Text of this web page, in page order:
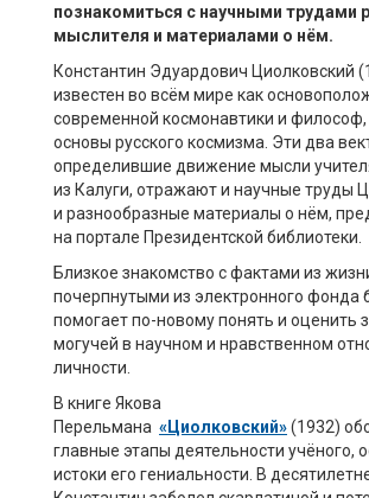
познакомиться с научными трудами
мыслителя и материалами о нём.
Константин Эдуардович Циолковский
известен во всём мире как
современной космонавтики и
основы русского космизма. Эти два
определившие движение мысли
из Калуги, отражают и научные труды
и разнообразные материалы о нём,
на портале Президентской библиотеки.
Близкое знакомство с фактами из
почерпнутыми из электронного фонда
помогает по-новому понять и оценить
могучей в научном и нравственном
личности.
В книге Якова
Перельмана «Циолковский»(1932)
главные этапы деятельности учёного,
истоки его гениальности. В